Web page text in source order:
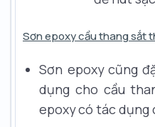
Sơn epoxy cầu thang sắt
Sơn epoxy cũng
dụng cho cầu
epoxy có tác